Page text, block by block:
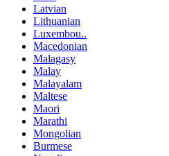
Latvian
Lithuanian
Luxembou..
Macedonian
Malagasy
Malay
Malayalam
Maltese
Maori
Marathi
Mongolian
Burmese